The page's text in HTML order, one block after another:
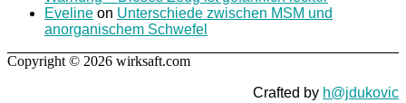
Eveline on Unterschiede zwischen MSM und
anorganischem Schwefel
Copyright © 2026 wirksaft.com
Crafted by h@jdukovic